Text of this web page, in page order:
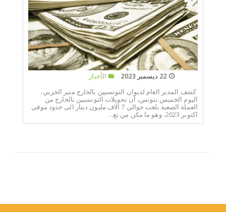
22 ديسمبر 2023
الأخبار
كشف المدير العام لديوان التونسيين بالخارج منير الخربي،
اليوم الخميس بتونس، أن تحويلات التونسيين بالخارج من
العملة الصعبة بلغت حوالي 7 الاف مليون دينار الى حدود موفى
اكتوبر 2023، وهو ما مكن من تغ...